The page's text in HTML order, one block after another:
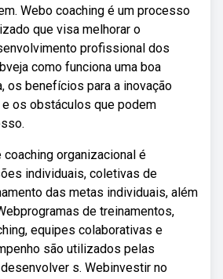
Webo coaching é um processo
que visa melhorar o
profissional dos
como funciona uma boa
os benefícios para a inovação
os obstáculos que podem
organizacional é
individuais, coletivas de
das metas individuais, além
de treinamentos,
equipes colaborativas e
são utilizados pelas
s. Webinvestir no